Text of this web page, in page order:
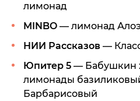
лимонад
MINBO — лимонад
НИИ Рассказов —
Юпитер 5 — Бабушкин
лимонады
Барбарисовый